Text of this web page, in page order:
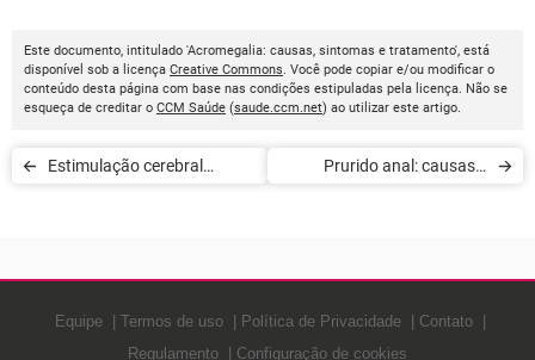
Este documento, intitulado 'Acromegalia: causas, sintomas e tratamento', está
disponível sob a licença Creative Commons. Você pode copiar e/ou modificar o
conteúdo desta página com base nas condições estipuladas pela licença. Não se
esqueça de creditar o CCM Saúde (saude.ccm.net) ao utilizar este artigo.
Estimulação cerebral
Prurido anal: causas e
Equipe Termos de uso Política de Privacidade
Contato
Regulamento
Configuração de cookies